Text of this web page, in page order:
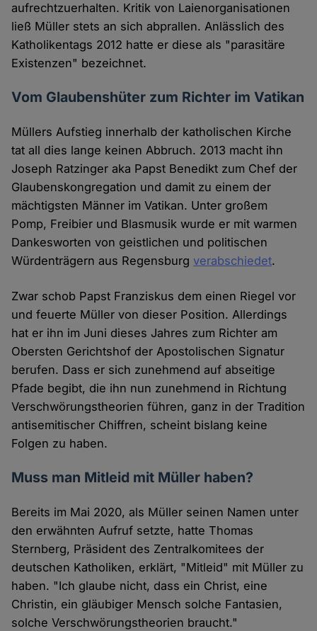
aufrechtzuerhalten. Kritik von Laienorganisationen
ließ Müller stets an sich abprallen. Anlässlich des
Katholikentags 2012 hatte er diese als "parasitäre
Existenzen" bezeichnet.
Vom Glaubenshüter zum Richter im Vatikan
Müllers Aufstieg innerhalb der katholischen Kirche
tat all dies lange keinen Abbruch. 2013 macht ihn
Joseph Ratzinger aka Papst Benedikt zum Chef der
Glaubenskongregation und damit zu einem der
mächtigsten Männer im Vatikan. Unter großem
Pomp, Freibier und Blasmusik wurde er mit warmen
Dankesworten von geistlichen und politischen
Würdenträgern aus Regensburgverabschiedet.
Zwar schob Papst Franziskus dem einen Riegel vor
und feuerte Müller von dieser Position. Allerdings
hat er ihn im Juni dieses Jahres zum Richter am
Obersten Gerichtshof der Apostolischen Signatur
berufen. Dass er sich zunehmend auf abseitige
Pfade begibt, die ihn nun zunehmend in Richtung
Verschwörungstheorien führen, ganz in der Tradition
antisemitischer Chiffren, scheint bislang keine
Folgen zu haben.
Muss man Mitleid mit Müller haben?
Bereits im Mai 2020, als Müller seinen Namen unter
den erwähnten Aufruf setzte, hatte Thomas
Sternberg, Präsident des Zentralkomitees der
deutschen Katholiken, erklärt, "Mitleid" mit Müller zu
haben. "Ich glaube nicht, dass ein Christ, eine
Christin, ein gläubiger Mensch solche Fantasien,
solche Verschwörungstheorien braucht."